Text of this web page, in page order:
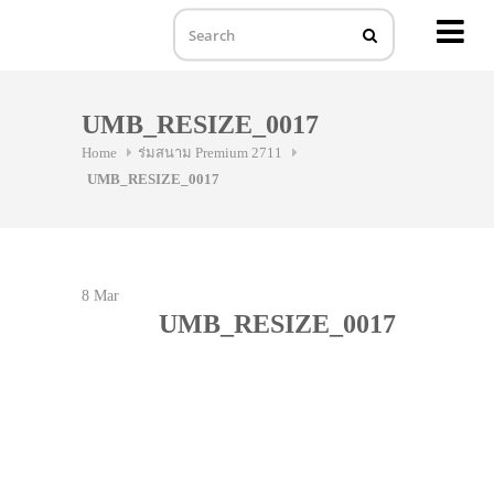
UMB_RESIZE_0017
Home
ร่มสนาม Premium 2711
UMB_RESIZE_0017
8 Mar
UMB_RESIZE_0017